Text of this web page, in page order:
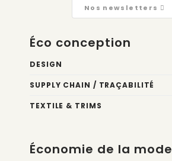
Nos newsletters
Éco conception
DESIGN
SUPPLY CHAIN / TRAÇABILITÉ
TEXTILE & TRIMS
Économie de la mode